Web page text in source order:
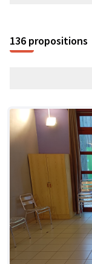
136 propositions